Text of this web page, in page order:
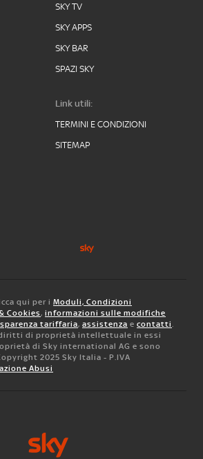
SKY TV
SKY APPS
SKY BAR
SPAZI SKY
Link utili:
TERMINI E CONDIZIONI
SITEMAP
qui per i Moduli, Condizioni
Cookies, informazioni sulle modifiche
tariffaria, assistenza e contatti.
di proprietà intellettuale in essi
di Sky international AG e sono
2025 Sky Italia - P.IVA
Abusi